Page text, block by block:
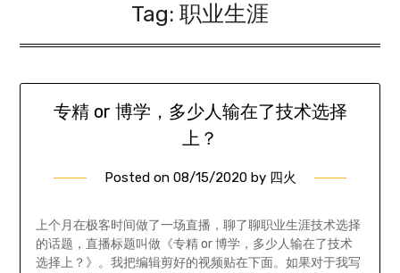
Tag: 职业生涯
专精 or 博学，多少人输在了技术选择
上？
Posted on 08/15/2020by 四火
上个月在极客时间做了一场直播，聊了聊职业生涯技术选择
的话题，直播标题叫做《专精 or 博学，多少人输在了技术
选择上？》。我把编辑剪好的视频贴在下面。如果对于我写